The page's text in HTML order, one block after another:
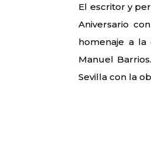
El escritor y
Aniversario
homenaje a la
Manuel
Sevilla con la